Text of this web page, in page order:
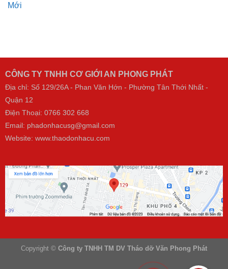
Mới
CÔNG TY TNHH CƠ GIỚI AN PHONG PHÁT
Địa chỉ: Số 129/26A - Phan Văn Hớn - Phường Tân Thới Nhất -
Quận 12
Điện Thoại: 0766 302 668
Email: phadonhacusg@gmail.com
Website: www.thaodonhacu.com
Copyright © Công ty TNHH TM DV Tháo dỡ Văn Phong Phát